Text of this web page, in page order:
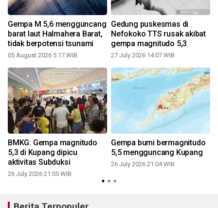
Gempa M 5,6 mengguncang
barat laut Halmahera Barat,
tidak berpotensi tsunami
05 August 2026 5:17 WIB
Gedung puskesmas di
Nefokoko TTS rusak akibat
gempa magnitudo 5,3
27 July 2026 14:07 WIB
BMKG: Gempa magnitudo
5,3 di Kupang dipicu
aktivitas Subduksi
26 July 2026 21:05 WIB
Gempa bumi bermagnitudo
5,5 mengguncang Kupang
26 July 2026 21:04 WIB